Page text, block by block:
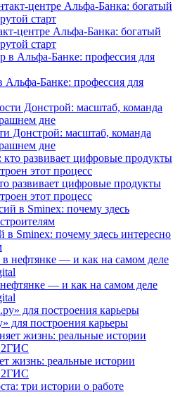
центре Альфа-Банка: богатый
старт
Банке: профессия для
Донстрой: масштаб, команда
дне
развивает цифровые продукты
этот процесс
Sminex: почему здесь интересно
— и как на самом деле
для построения карьеры
жизнь: реальные истории
2ГИС